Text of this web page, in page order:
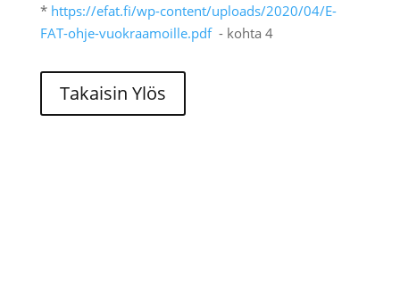
* https://efat.fi/wp-content/uploads/2020/04/E-
FAT-ohje-vuokraamoille.pdf - kohta 4
Takaisin Ylös